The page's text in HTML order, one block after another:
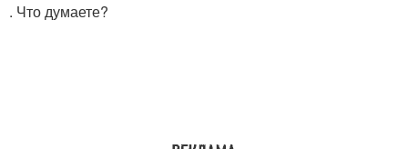
. Что думаете?